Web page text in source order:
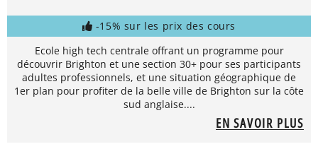
-15% sur les prix des cours
Ecole high tech centrale offrant un programme pour
découvrir Brighton et une section 30+ pour ses participants
adultes professionnels, et une situation géographique de
1er plan pour profiter de la belle ville de Brighton sur la côte
sud anglaise....
EN SAVOIR PLUS